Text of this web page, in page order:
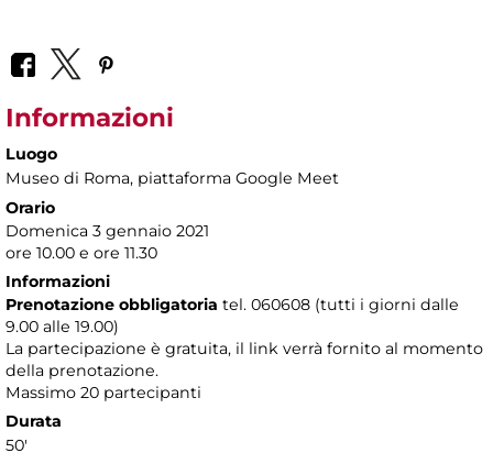
Informazioni
Luogo
Museo di Roma, piattaforma Google Meet
Orario
Domenica 3 gennaio 2021
ore 10.00 e ore 11.30
Informazioni
Prenotazione obbligatoria tel. 060608 (tutti i giorni dalle
9.00 alle 19.00)
La partecipazione è gratuita, il link verrà fornito al momento
della prenotazione.
Massimo 20 partecipanti
Durata
50'